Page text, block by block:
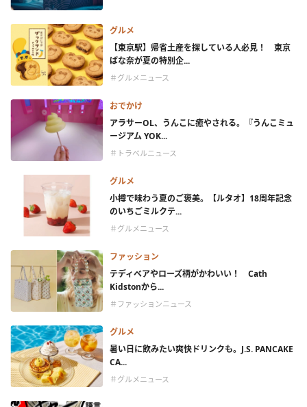
グルメ
【東京駅】帰省土産を探している人必見！ 東京
ばな奈が夏の特別企...
＃グルメニュース
おでかけ
アラサーOL、うんこに癒やされる。『うんこミュ
ージアム YOK...
＃トラベルニュース
グルメ
小樽で味わう夏のご褒美。【ルタオ】18周年記念
のいちごミルクテ...
＃グルメニュース
ファッション
テディベアやローズ柄がかわいい！ Cath
Kidstonから...
＃ファッションニュース
グルメ
暑い日に飲みたい爽快ドリンクも。J.S. PANCAKE
CA...
＃グルメニュース